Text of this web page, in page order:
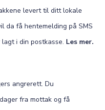
levert til ditt lokale
da få hentemelding på SMS
i din postkasse. Les mer.
angrerett. Du
fra mottak og få